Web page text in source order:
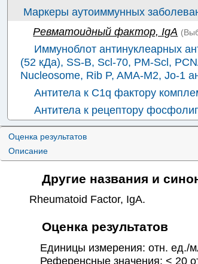
Маркеры аутоиммунных
Ревматоидный фактор, IgA
Иммуноблот антинуклеарных
(52 кДа), SS-B, Scl-70, PM-Scl,
Nucleosome, Rib P, AMA-M2, Jo-1
Антитела к C1q фактору
Антитела к рецептору
Олигомерный матриксный
Маркеры антифосфолипидного
✚Маркеры аутоиммунных
Маркеры аутоиммунного
Маркеры аутоиммунных
Маркеры аутоиммунных
Маркеры прочих аутоиммунных
Оценка результатов
Описание
Другие названия и
Rheumatoid Factor, IgA.
Оценка результатов
Единицы измерения: отн. ед./
Референсные значения: < 20